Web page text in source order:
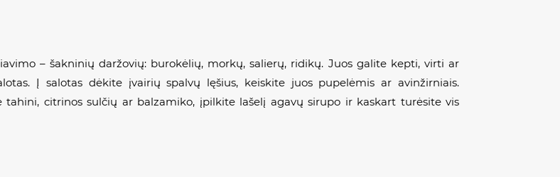
– šakninių daržovių: burokėlių, morkų, salierų, ridikų. Juos galite kepti, virti ar
Į salotas dėkite įvairių spalvų lęšius, keiskite juos pupelėmis ar avinžirniais.
citrinos sulčių ar balzamiko, įpilkite lašelį agavų sirupo ir kaskart turėsite vis